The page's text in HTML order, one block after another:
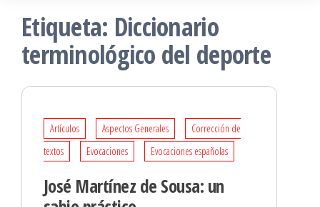
Etiqueta: Diccionario
terminológico del deporte
Artículos Aspectos Generales
Corrección de
textos
Evocaciones Evocaciones españolas
José Martínez de Sousa: un